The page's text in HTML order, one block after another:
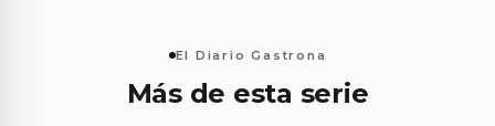
El Diario Gastrona
Más de esta serie